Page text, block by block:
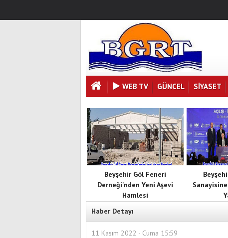
WEB TV GÜNCEL SIYASET
Beyşehir Göl Feneri
Derneği'nden Yeni Aşevi
Hamlesi
Haber Detayı
11 Kasım 2022 - Cuma 15:59